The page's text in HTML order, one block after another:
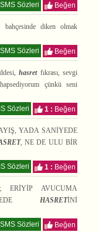
SMS Sözleri
Beğen
diken olmak
SMS Sözleri
Beğen
hasretfıkrası, sevgi
çünkü seni
Sözleri
1 : Beğen
YADA SANİYEDE
, NE DE ULU BİR
Sözleri
1 : Beğen
ERİYİP AVUCUMA
HASRETİNİ
SMS Sözleri
Beğen